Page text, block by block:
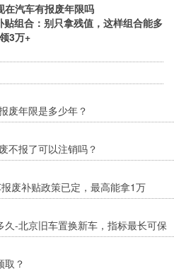
在汽车有报废年限吗
组合：别只拿残值，这样组合能多
领3万+
废年限是多少年？
不报了可以注销吗？
废补贴政策已定，最高能拿1万
-北京旧车置换新车，指标最长可保
取？